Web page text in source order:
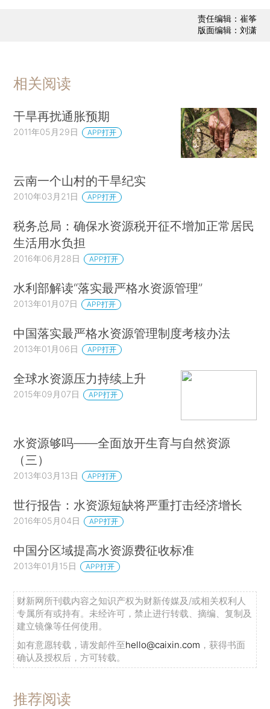
责任编辑：崔筝
版面编辑：刘潇
相关阅读
干旱再扰通胀预期
2011年05月29日 APP打开
云南一个山村的干旱纪实
2010年03月21日 APP打开
税务总局：确保水资源税开征不增加正常居民
生活用水负担
2016年06月28日 APP打开
水利部解读“落实最严格水资源管理”
2013年01月07日 APP打开
中国落实最严格水资源管理制度考核办法
2013年01月06日 APP打开
全球水资源压力持续上升
2015年09月07日 APP打开
水资源够吗——全面放开生育与自然资源
（三）
2013年03月13日 APP打开
世行报告：水资源短缺将严重打击经济增长
2016年05月04日 APP打开
中国分区域提高水资源费征收标准
2013年01月15日 APP打开
财新网所刊载内容之知识产权为财新传媒及/或相关权利人
专属所有或持有。未经许可，禁止进行转载、摘编、复制及
建立镜像等任何使用。
如有意愿转载，请发邮件至hello@caixin.com ，获得书面
确认及授权后，方可转载。
推荐阅读